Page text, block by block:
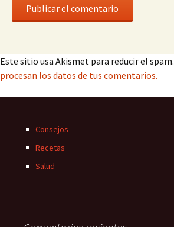
Este sitio usa Akismet para reducir el spam.
procesan los datos de tus comentarios.
Consejos
Recetas
Salud